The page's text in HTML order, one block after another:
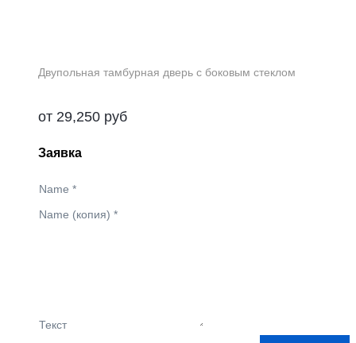
Двупольная тамбурная дверь с боковым стеклом
от 29,250 руб
Заявка
Name *
Name (копия) *
Текст